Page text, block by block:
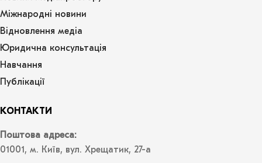
Міжнародні новини
Відновлення медіа
Юридична консультація
Навчання
Публікації
КОНТАКТИ
Поштова адреса:
01001, м. Київ, вул. Хрещатик, 27-а